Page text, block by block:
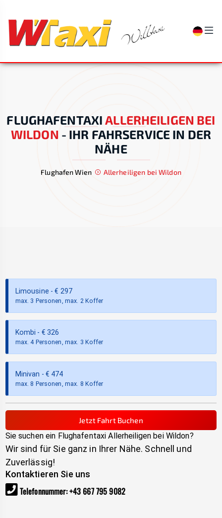
FLUGHAFENTAXI ALLERHEILIGEN BEI
WILDON - IHR FAHRSERVICE IN DER
NÄHE
Flughafen Wien Allerheiligen bei Wildon
Limousine - € 297
max. 3 Personen, max. 2 Koffer
Kombi - € 326
max. 4 Personen, max. 3 Koffer
Minivan - € 474
max. 8 Personen, max. 8 Koffer
Jetzt Fahrt Buchen
Sie suchen ein Flughafentaxi Allerheiligen bei Wildon?
Wir sind für Sie ganz in Ihrer Nähe. Schnell und
Zuverlässig!
Kontaktieren Sie uns
Telefonnummer:+43 667 795 9082